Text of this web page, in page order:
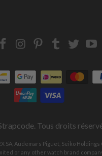
EmailStrapcode
Facebook
Strapcode
Instagram
Strapcode
PinterestTumblr
. Tous droits
SA, Audemars Piguet, Seiko Holdings
or any other watch brand